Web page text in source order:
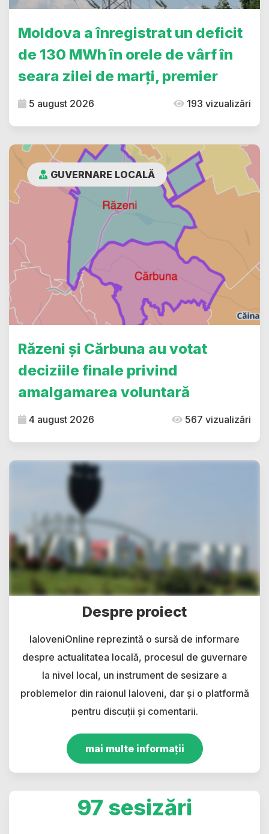
Moldova a înregistrat un deficit
de 130 MWh în orele de vârf în
seara zilei de marți, premier
5 august 2026 193 vizualizări
GUVERNARE LOCALĂ
Răzeni și Cărbuna au votat
deciziile finale privind
amalgamarea voluntară
4 august 2026 567 vizualizări
Despre proiect
IaloveniOnline reprezintă o sursă de informare
despre actualitatea locală, procesul de guvernare
la nivel local, un instrument de sesizare a
problemelor din raionul Ialoveni, dar și o platformă
pentru discuții și comentarii.
mai multe informații
97 sesizări